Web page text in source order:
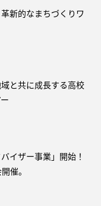
新的なまちづくりワ
と共に成長する高校
イザー事業」開始！
催。